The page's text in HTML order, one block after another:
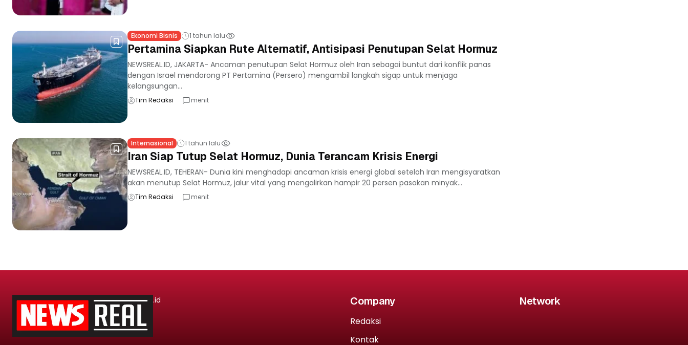
Ekonomi Bisnis 1 tahun lalu
Pertamina Siapkan Rute Alternatif, Antisipasi Penutupan Selat Hormuz
NEWSREAL.ID, JAKARTA- Ancaman penutupan Selat Hormuz oleh Iran sebagai buntut dari konflik panas
dengan Israel mendorong PT Pertamina (Persero) mengambil langkah sigap untuk menjaga
kelangsungan...
Tim Redaksi menit
Internasional 1 tahun lalu
Iran Siap Tutup Selat Hormuz, Dunia Terancam Krisis Energi
NEWSREAL.ID, TEHERAN- Dunia kini menghadapi ancaman krisis energi global setelah Iran mengisyaratkan
akan menutup Selat Hormuz, jalur vital yang mengalirkan hampir 20 persen pasokan minyak...
Tim Redaksi menit
.id Company
Redaksi
Kontak
Network